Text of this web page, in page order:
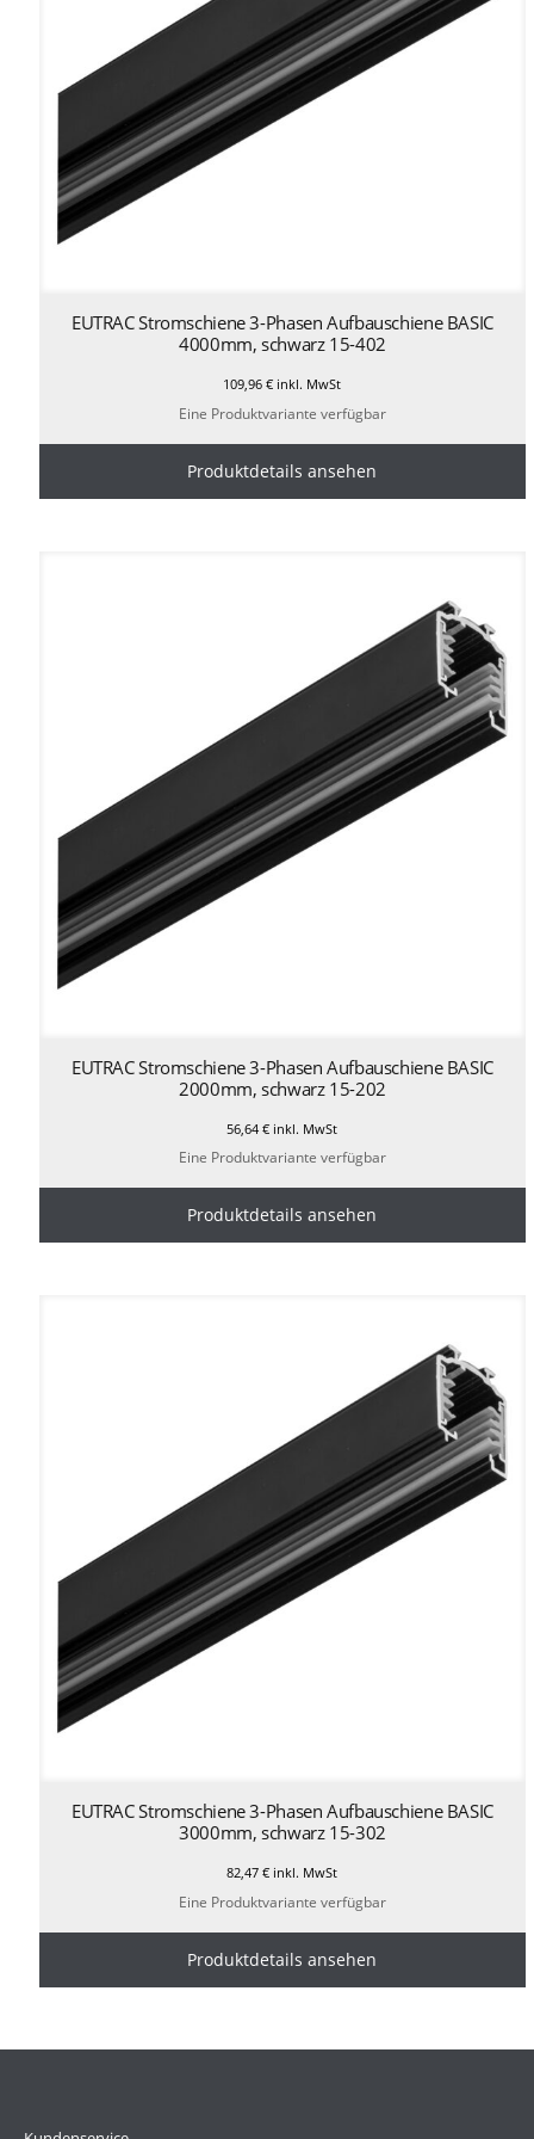
EUTRAC Stromschiene 3-Phasen Aufbauschiene BASIC
4000mm, schwarz 15-402
109,96€ inkl. MwSt
Eine Produktvariante verfügbar
Produktdetails ansehen
EUTRAC Stromschiene 3-Phasen Aufbauschiene BASIC
2000mm, schwarz 15-202
56,64€ inkl. MwSt
Eine Produktvariante verfügbar
Produktdetails ansehen
EUTRAC Stromschiene 3-Phasen Aufbauschiene BASIC
3000mm, schwarz 15-302
82,47€ inkl. MwSt
Eine Produktvariante verfügbar
Produktdetails ansehen